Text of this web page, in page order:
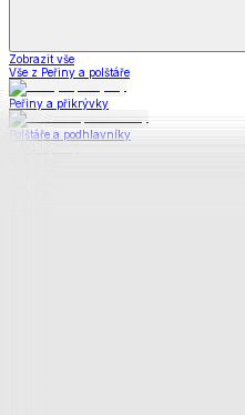
Zobrazit vše
Vše z Peřiny a polštáře
Peřiny a přikrývky
Polštáře a podhlavníky